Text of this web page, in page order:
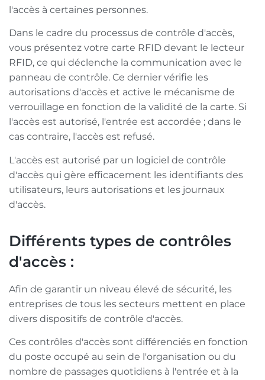
l'accès à certaines personnes.
Dans le cadre du processus de contrôle d'accès,
vous présentez votre carte RFID devant le lecteur
RFID, ce qui déclenche la communication avec le
panneau de contrôle. Ce dernier vérifie les
autorisations d'accès et active le mécanisme de
verrouillage en fonction de la validité de la carte. Si
l'accès est autorisé, l'entrée est accordée ; dans le
cas contraire, l'accès est refusé.
L'accès est autorisé par un logiciel de contrôle
d'accès qui gère efficacement les identifiants des
utilisateurs, leurs autorisations et les journaux
d'accès.
Différents types de contrôles
d'accès :
Afin de garantir un niveau élevé de sécurité, les
entreprises de tous les secteurs mettent en place
divers dispositifs de contrôle d'accès.
Ces contrôles d'accès sont différenciés en fonction
du poste occupé au sein de l'organisation ou du
nombre de passages quotidiens à l'entrée et à la